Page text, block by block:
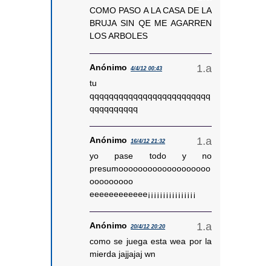
COMO PASO A LA CASA DE LA
BRUJA SIN QE ME AGARREN
LOS ARBOLES
Anónimo 4/4/12 00:43
tu
qqqqqqqqqqqqqqqqqqqqqqqqq
qqqqqqqqqq
Anónimo 16/4/12 21:32
yo pase todo y no
presumooooooooooooooooooo
ooooooooo
eeeeeeeeeeee¡¡¡¡¡¡¡¡¡¡¡¡¡¡¡¡
Anónimo 20/4/12 20:20
como se juega esta wea por la
mierda jajjajaj wn